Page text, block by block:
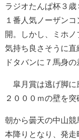
ラジオたんぱ杯３
１番人気ノーザン
開。しかし、ミホノ
気持ち良さそうに直
ドタバンに７馬身の
皐月賞は逃げ脚に
２０００ｍの壁を突
朝から曇天の中山
本降りとなり、発